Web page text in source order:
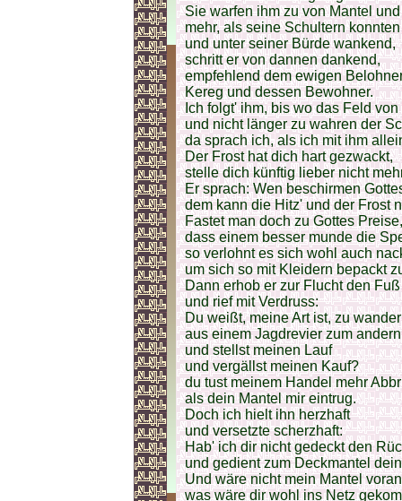
Sie warfen ihm zu von Mantel
mehr, als seine Schultern
und unter seiner Bürde wankend,
schritt er von dannen dankend,
empfehlend dem ewigen
Kereg und dessen Bewohner.
Ich folgt' ihm, bis wo das Feld
und nicht länger zu wahren der
da sprach ich, als ich mit ihm
Der Frost hat dich hart gezwackt,
stelle dich künftig lieber nicht
Er sprach: Wen beschirmen
dem kann die Hitz' und der Frost
Fastet man doch zu Gottes Preise,
dass einem besser munde die
so verlohnt es sich wohl auch
um sich so mit Kleidern bepackt
Dann erhob er zur Flucht den Fuß
und rief mit Verdruss:
Du weißt, meine Art ist, zu
aus einem Jagdrevier zum
und stellst meinen Lauf
und vergällst meinen Kauf?
du tust meinem Handel mehr
als dein Mantel mir eintrug.
Doch ich hielt ihn herzhaft
und versetzte scherzhaft:
Hab' ich dir nicht gedeckt den
und gedient zum Deckmantel
Und wäre nicht mein Mantel
was wäre dir wohl ins Netz